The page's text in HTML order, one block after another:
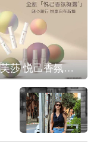
IPSA茵芙莎 悦己香氛凝露上市